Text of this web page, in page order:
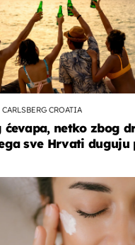
CROATIA
ćevapa, netko zbog
sve Hrvati duguju